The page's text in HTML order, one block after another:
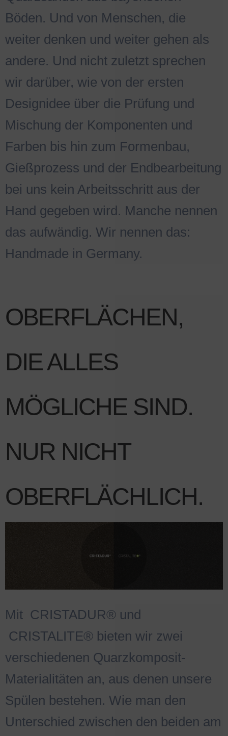
Böden. Und von Menschen, die
weiter denken und weiter gehen als
andere. Und nicht zuletzt sprechen
wir darüber, wie von der ersten
Designidee über die Prüfung und
Mischung der Komponenten und
Farben bis hin zum Formenbau,
Gießprozess und der Endbearbeitung
bei uns kein Arbeitsschritt aus der
Hand gegeben wird. Manche nennen
das aufwändig. Wir nennen das:
Handmade in Germany.
OBERFLÄCHEN,
DIE ALLES
MÖGLICHE SIND.
NUR NICHT
OBERFLÄCHLICH.
Mit CRISTADUR® und
CRISTALITE® bieten wir zwei
verschiedenen Quarzkomposit-
Materialitäten an, aus denen unsere
Spülen bestehen. Wie man den
Unterschied zwischen den beiden am